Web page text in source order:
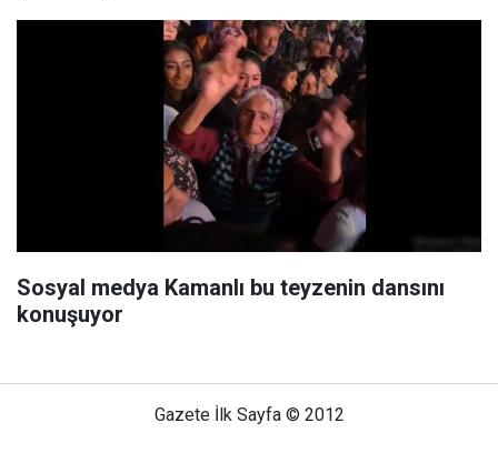
Sosyal medya Kamanlı bu teyzenin dansını
konuşuyor
Gazete İlk Sayfa © 2012